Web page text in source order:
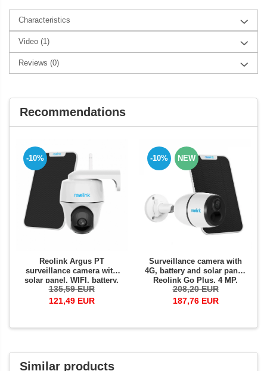
Characteristics
Video (1)
Reviews (0)
Recommendations
-10%
Reolink Argus PT
surveillance camera with
solar panel, WIFI, battery,
Full HD resolution, motion
sensor, motion alert by
135,59 EUR
121,49 EUR
-10% NEW
Surveillance camera with
4G, battery and solar panel,
Reolink Go Plus, 4 MP,
person/vehicle detection,
phone notification
208,20 EUR
187,76 EUR
Similar products